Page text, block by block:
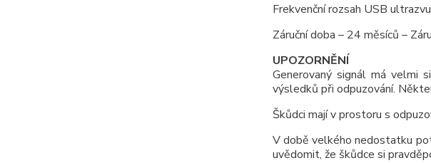
Frekvenční rozsah USB
Záruční doba – 24 měsíců –
UPOZORNĚNÍ
Generovaný signál má velmi
výsledků při odpuzování.
Škůdci mají v prostoru s
V době velkého nedostatku
uvědomit, že škůdce si